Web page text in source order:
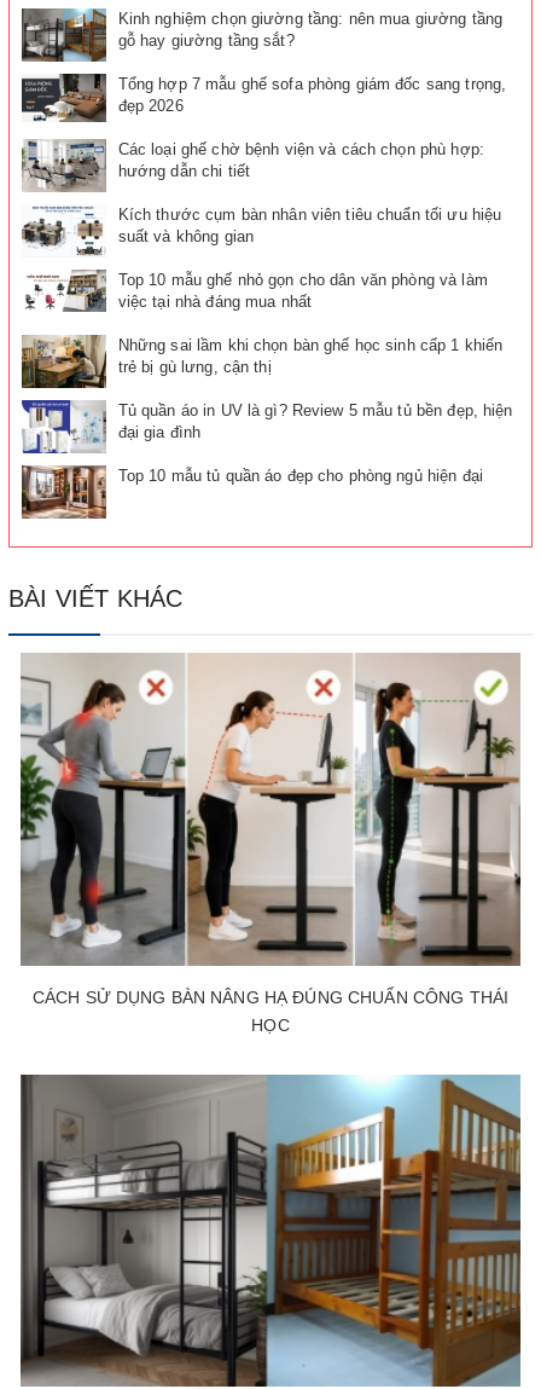
Kinh nghiệm chọn giường tầng: nên mua giường tầng
gỗ hay giường tầng sắt?
Tổng hợp 7 mẫu ghế sofa phòng giám đốc sang trọng,
đẹp 2026
Các loại ghế chờ bệnh viện và cách chọn phù hợp:
hướng dẫn chi tiết
Kích thước cụm bàn nhân viên tiêu chuẩn tối ưu hiệu
suất và không gian
Top 10 mẫu ghế nhỏ gọn cho dân văn phòng và làm
việc tại nhà đáng mua nhất
Những sai lầm khi chọn bàn ghế học sinh cấp 1 khiến
trẻ bị gù lưng, cận thị
Tủ quần áo in UV là gì? Review 5 mẫu tủ bền đẹp, hiện
đại gia đình
Top 10 mẫu tủ quần áo đẹp cho phòng ngủ hiện đại
BÀI VIẾT KHÁC
CÁCH SỬ DỤNG BÀN NÂNG HẠ ĐÚNG CHUẨN CÔNG THÁI
HỌC